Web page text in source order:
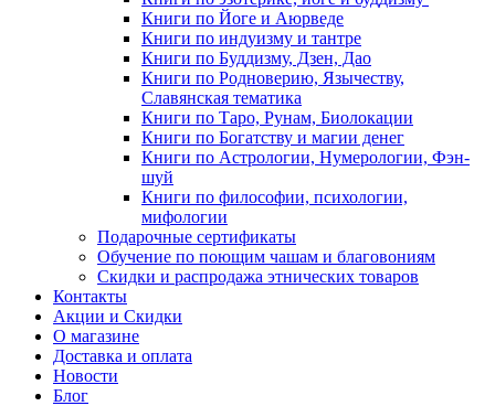
Книги по Йоге и Аюрведе
Книги по индуизму и тантре
Книги по Буддизму, Дзен, Дао
Книги по Родноверию, Язычеству,
Славянская тематика
Книги по Таро, Рунам, Биолокации
Книги по Богатству и магии денег
Книги по Астрологии, Нумерологии, Фэн-
шуй
Книги по философии, психологии,
мифологии
Подарочные сертификаты
Обучение по поющим чашам и благовониям
Скидки и распродажа этнических товаров
Контакты
Акции и Скидки
О магазине
Доставка и оплата
Новости
Блог